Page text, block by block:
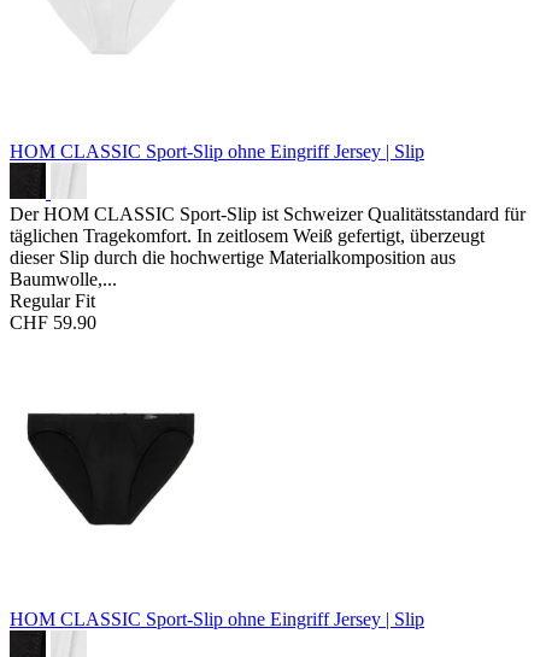
HOM CLASSIC Sport-Slip ohne EingriffJersey | Slip
Der HOM CLASSIC Sport-Slip ist Schweizer Qualitätsstandard für
täglichen Tragekomfort. In zeitlosem Weiß gefertigt, überzeugt
dieser Slip durch die hochwertige Materialkomposition aus
Baumwolle,...
Regular Fit
CHF 59.90
HOM CLASSIC Sport-Slip ohne EingriffJersey | Slip